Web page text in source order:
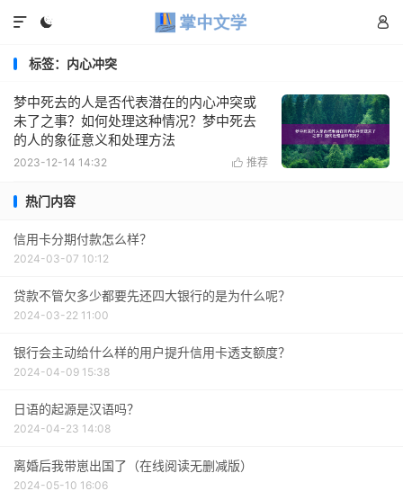
 

标签：内心冲突
梦中死去的人是否代表潜在的内心冲突或
未了之事？如何处理这种情况？梦中死去
的人的象征意义和处理方法
 推荐
2023-12-14 14:32
热门内容
信用卡分期付款怎么样？
2024-03-07 10:12
贷款不管欠多少都要先还四大银行的是为什么呢？
2024-03-22 11:00
银行会主动给什么样的用户提升信用卡透支额度？
2024-04-09 15:38
日语的起源是汉语吗？
2024-04-23 14:08
离婚后我带崽出国了（在线阅读无删减版）
2024-05-10 16:06